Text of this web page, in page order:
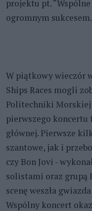
projektu pt.
ogromnym sukcesem.
W piątkowy wieczór
Ships Races mogli
Politechniki Morskiej
pierwszego koncertu
głównej. Pierwsze
szantowe, jak i
czy Bon Jovi -
solistami oraz grupą
scenę weszła
Wspólny koncert